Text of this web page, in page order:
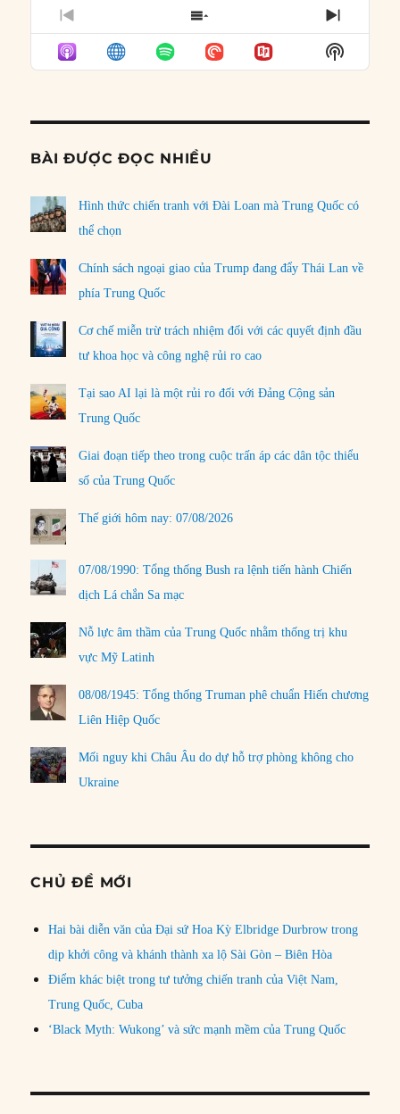
PREVIOUS
EPISODE
SHOW
EPISODES
LIST
NEXT
Show
Podcast
BÀI ĐƯỢC ĐỌC NHIỀU
Hình thức chiến tranh với Đài Loan mà Trung Quốc có
thể chọn
Chính sách ngoại giao của Trump đang đẩy Thái Lan về
phía Trung Quốc
Cơ chế miễn trừ trách nhiệm đối với các quyết định đầu
tư khoa học và công nghệ rủi ro cao
Tại sao AI lại là một rủi ro đối với Đảng Cộng sản
Trung Quốc
Giai đoạn tiếp theo trong cuộc trấn áp các dân tộc thiểu
số của Trung Quốc
Thế giới hôm nay: 07/08/2026
07/08/1990: Tổng thống Bush ra lệnh tiến hành Chiến
dịch Lá chắn Sa mạc
Nỗ lực âm thầm của Trung Quốc nhằm thống trị khu
vực Mỹ Latinh
08/08/1945: Tổng thống Truman phê chuẩn Hiến chương
Liên Hiệp Quốc
Mối nguy khi Châu Âu do dự hỗ trợ phòng không cho
Ukraine
CHỦ ĐỀ MỚI
Hai bài diễn văn của Đại sứ Hoa Kỳ Elbridge Durbrow trong
dịp khởi công và khánh thành xa lộ Sài Gòn – Biên Hòa
Điểm khác biệt trong tư tưởng chiến tranh của Việt Nam,
Trung Quốc, Cuba
‘Black Myth: Wukong’ và sức mạnh mềm của Trung Quốc